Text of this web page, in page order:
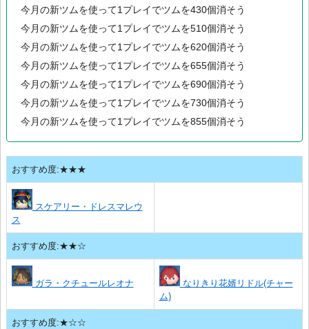
今月の新ツムを使って1プレイでツムを430個消そう
今月の新ツムを使って1プレイでツムを510個消そう
今月の新ツムを使って1プレイでツムを620個消そう
今月の新ツムを使って1プレイでツムを655個消そう
今月の新ツムを使って1プレイでツムを690個消そう
今月の新ツムを使って1プレイでツムを730個消そう
今月の新ツムを使って1プレイでツムを855個消そう
おすすめ度:★★★
スケアリー・ドレスマレウ
ス
おすすめ度:★★☆
ガラ・クチュールレオナ
なりきり花婿リドル(チャー
ム)
おすすめ度:★☆☆